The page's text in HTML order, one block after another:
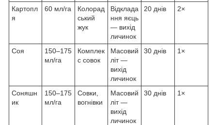
Картопл
я
60 мл/га
Колорад
ський
жук
Відклада
ння яєць
— вихід
личинок
20 днів 2×
Соя
150–175
мл/га
Комплек
с совок
Масовий
літ —
вихід
личинок
30 днів 1×
Соняшн
ик
150–175
мл/га
Совки,
вогнівки
Масовий
літ —
вихід
личинок
30 днів 1×